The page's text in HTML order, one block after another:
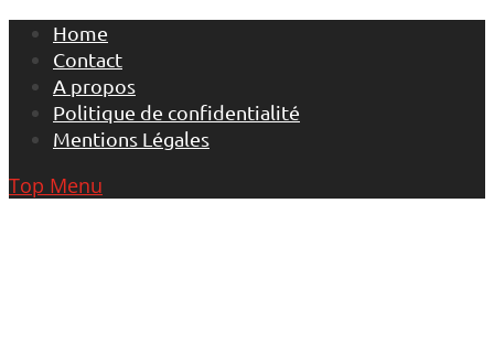
Skip
content
Home
Contact
A propos
Politique de confidentialité
Mentions Légales
Top Menu